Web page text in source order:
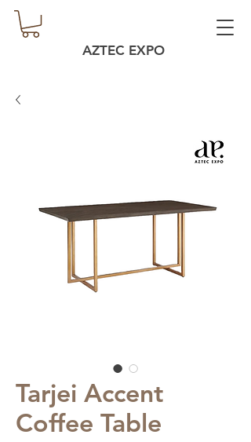
AZTEC EXPO
Tarjei Accent
Coffee Table